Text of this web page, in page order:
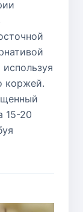
коржей.
15-20